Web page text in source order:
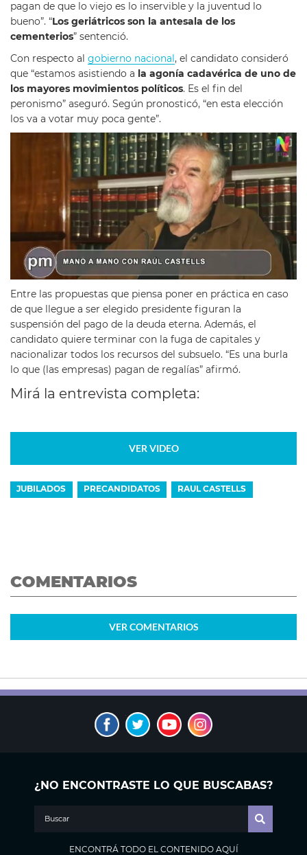
pagan de que lo viejo es lo inservible y la juventud lo
bueno”. “Los geriátricos son la antesala de los
cementerios” sentenció.
Con respecto al gobierno nacional , el candidato consideró
que “estamos asistiendo a la agonía cadavérica de uno de
los mayores movimientos políticos. Es el fin del
peronismo” aseguró. Según pronosticó, “en esta elección
los va a votar muy poca gente”.
Entre las propuestas que piensa poner en práctica en caso
de que llegue a ser elegido presidente figuran la
suspensión del pago de la deuda eterna. Además, el
candidato quiere terminar con la fuga de capitales y
nacionalizar todos los recursos del subsuelo. “Es una burla
lo que (las empresas) pagan de regalías” afirmó.
Mirá la entrevista completa:
VER VIDEO
JUBILADOS PRECANDIDATOS RAUL CASTELLS
COMENTARIOS
VER COMENTARIOS
¿NO ENCONTRASTE LO QUE BUSCABAS?
ENCONTRÁ TODO EL CONTENIDO AQUÍ